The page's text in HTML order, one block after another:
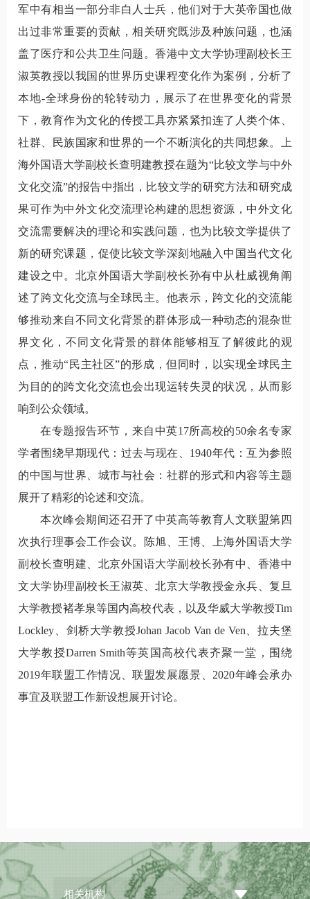
军中有相当一部分非白人士兵，他们对于大英帝国也做
出过非常重要的贡献，相关研究既涉及种族问题，也涵
盖了医疗和公共卫生问题。香港中文大学协理副校长王
淑英教授以我国的世界历史课程变化作为案例，分析了
本地-全球身份的轮转动力，展示了在世界变化的背景
下，教育作为文化的传授工具亦紧紧扣连了人类个体、
社群、民族国家和世界的一个不断演化的共同想象。上
海外国语大学副校长查明建教授在题为“比较文学与中外
文化交流”的报告中指出，比较文学的研究方法和研究成
果可作为中外文化交流理论构建的思想资源，中外文化
交流需要解决的理论和实践问题，也为比较文学提供了
新的研究课题，促使比较文学深刻地融入中国当代文化
建设之中。北京外国语大学副校长孙有中从杜威视角阐
述了跨文化交流与全球民主。他表示，跨文化的交流能
够推动来自不同文化背景的群体形成一种动态的混杂世
界文化，不同文化背景的群体能够相互了解彼此的观
点，推动“民主社区”的形成，但同时，以实现全球民主
为目的的跨文化交流也会出现运转失灵的状况，从而影
响到公众领域。
在专题报告环节，来自中英17所高校的50余名专家
学者围绕早期现代：过去与现在、1940年代：互为参照
的中国与世界、城市与社会：社群的形式和内容等主题
展开了精彩的论述和交流。
本次峰会期间还召开了中英高等教育人文联盟第四
次执行理事会工作会议。陈旭、王博、上海外国语大学
副校长查明建、北京外国语大学副校长孙有中、香港中
文大学协理副校长王淑英、北京大学教授金永兵、复旦
大学教授褚孝泉等国内高校代表，以及华威大学教授Tim
Lockley 、剑桥大学教授Johan Jacob Van de Ven 、拉夫堡
大学教授Darren Smith等英国高校代表齐聚一堂，围绕
2019年联盟工作情况、联盟发展愿景、2020年峰会承办
事宜及联盟工作新设想展开讨论。
相关机构